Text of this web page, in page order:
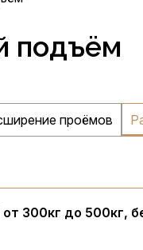
подъём
проёмов
300кг до 500кг,